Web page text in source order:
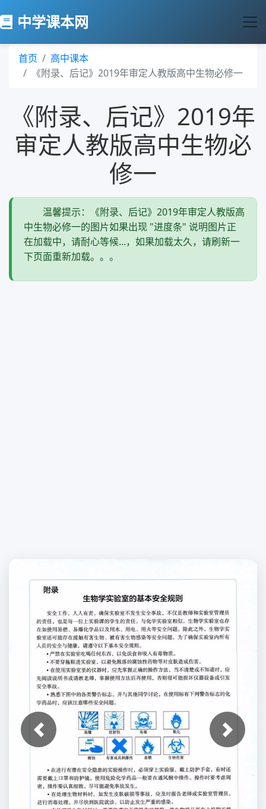
中学课本网
首页
高中课本
《附录、后记》2019年审定人教版高中生物必修一
《附录、后记》2019年
审定人教版高中生物必
修一
温馨提示：《附录、后记》2019年审定人教版高
中生物必修一的图片如果出现 "进度条" 说明图片正
在加载中，请耐心等候...，如果加载太久，请刷新一
下页面重新加载。。。
上一张 下一张